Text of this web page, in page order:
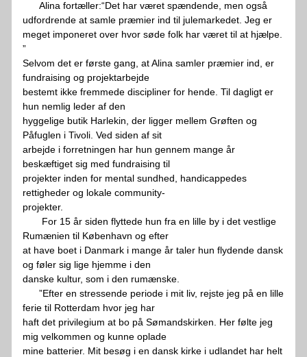
udfordrende at samle præmier ind til julemarkedet. Jeg er
meget imponeret over hvor søde folk har været til at hjælpe.
”
Selvom det er første gang, at Alina samler præmier ind, er
fundraising og projektarbejde
bestemt ikke fremmede discipliner for hende. Til dagligt er
hun nemlig leder af den
hyggelige butik Harlekin, der ligger mellem Grøften og
Påfuglen i Tivoli. Ved siden af sit
arbejde i forretningen har hun gennem mange år
beskæftiget sig med fundraising til
projekter inden for mental sundhed, handicappedes
rettigheder og lokale community-
projekter.
Rumænien til København og efter
at have boet i Danmark i mange år taler hun flydende dansk
og føler sig lige hjemme i den
danske kultur, som i den rumænske.
ferie til Rotterdam hvor jeg har
haft det privilegium at bo på Sømandskirken. Her følte jeg
mig velkommen og kunne oplade
mine batterier. Mit besøg i en dansk kirke i udlandet har helt